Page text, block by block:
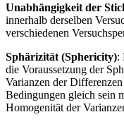
Unabhängigkeit der
innerhalb derselben
verschiedenen
Sphärizität (Sphericity):
die Voraussetzung der
Varianzen der
Bedingungen gleich sein
Homogenität der